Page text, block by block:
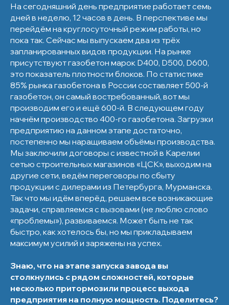
На сегодняшний день предприятие работает семь
дней в неделю, 12 часов в день. В перспективе мы
перейдём на круглосуточный режим работы, но
пока так. Сейчас мы выпускаем два из трёх
запланированных видов продукции. На рынке
присутствуют газобетон марок D400, D500, D600,
это показатель плотности блоков. По статистике
85% рынка газобетона в России составляет 500-й
газобетон, он самый востребованный, вот мы
производим его и ещё 600-й. В следующем году
начнём производство 400-го газобетона. Загрузки
предприятию на данном этапе достаточно,
постепенно мы наращиваем объёмы производства.
Мы заключили договоры с известной в Карелии
сетью строительных магазинов «ЦСК», выходим на
другие сети, ведём переговоры по сбыту
продукции с дилерами из Петербурга, Мурманска.
Так что мы идём вперёд, решаем все возникающие
задачи, справляемся с вызовами (не люблю слово
«проблемы»), развиваемся. Может быть не так
быстро, как хотелось бы, но мы прикладываем
максимум усилий и заряжены на успех.
Знаю, что на этапе запуска завода вы
столкнулись с рядом сложностей, которые
несколько притормозили процесс выхода
предприятия на полную мощность. Поделитесь?